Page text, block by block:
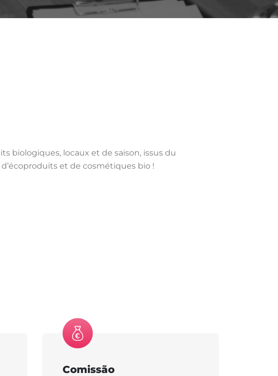
biologiques, locaux et de saison, issus du
et de cosmétiques bio !
Comissão